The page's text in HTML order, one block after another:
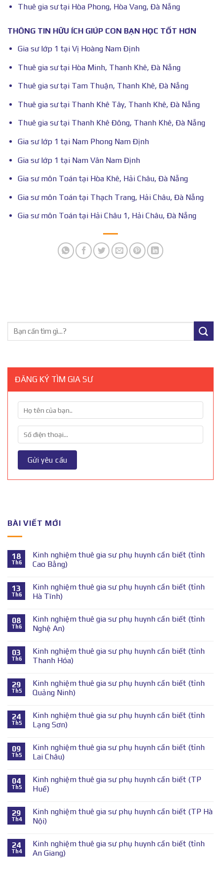
Thuê gia sư tại Hòa Phong, Hòa Vang, Đà Nẵng
THÔNG TIN HỮU ÍCH GIÚP CON BẠN HỌC TỐT HƠN
Gia sư lớp 1 tại Vị Hoàng Nam Định
Thuê gia sư tại Hòa Minh, Thanh Khê, Đà Nẵng
Thuê gia sư tại Tam Thuận, Thanh Khê, Đà Nẵng
Thuê gia sư tại Thanh Khê Tây, Thanh Khê, Đà Nẵng
Thuê gia sư tại Thanh Khê Đông, Thanh Khê, Đà Nẵng
Gia sư lớp 1 tại Nam Phong Nam Định
Gia sư lớp 1 tại Nam Vân Nam Định
Gia sư môn Toán tại Hòa Khê, Hải Châu, Đà Nẵng
Gia sư môn Toán tại Thạch Trang, Hải Châu, Đà Nẵng
Gia sư môn Toán tại Hải Châu 1, Hải Châu, Đà Nẵng
ĐĂNG KÝ TÌM GIA SƯ
BÀI VIẾT MỚI
18
Th6
Kinh nghiệm thuê gia sư phụ huynh cần biết (tỉnh
Cao Bằng)
13
Th6
Kinh nghiệm thuê gia sư phụ huynh cần biết (tỉnh
Hà Tĩnh)
08
Th6
Kinh nghiệm thuê gia sư phụ huynh cần biết (tỉnh
Nghệ An)
03
Th6
Kinh nghiệm thuê gia sư phụ huynh cần biết (tỉnh
Thanh Hóa)
29
Th5
Kinh nghiệm thuê gia sư phụ huynh cần biết (tỉnh
Quảng Ninh)
24
Th5
Kinh nghiệm thuê gia sư phụ huynh cần biết (tỉnh
Lạng Sơn)
09
Th5
Kinh nghiệm thuê gia sư phụ huynh cần biết (tỉnh
Lai Châu)
04
Th5
Kinh nghiệm thuê gia sư phụ huynh cần biết (TP
Huế)
29
Th4
Kinh nghiệm thuê gia sư phụ huynh cần biết (TP Hà
Nội)
24
Th4
Kinh nghiệm thuê gia sư phụ huynh cần biết (tỉnh
An Giang)